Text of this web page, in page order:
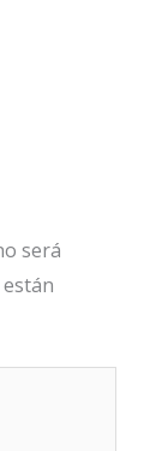
será